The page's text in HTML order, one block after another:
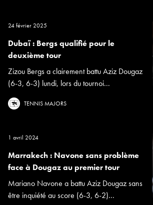
24 février 2025
Dubaï : Bergs qualifié pour le
deuxième tour
Zizou Bergs a clairement battu Aziz Dougaz
(6-3, 6-3) lundi, lors du tournoi...
TENNIS MAJORS
1 avril 2024
Marrakech : Navone sans problème
face à Dougaz au premier tour
Mariano Navone a battu Aziz Dougaz sans
être inquiété au score (6-3, 6-2)...